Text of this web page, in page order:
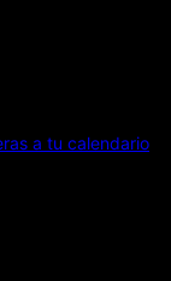
a tu calendario